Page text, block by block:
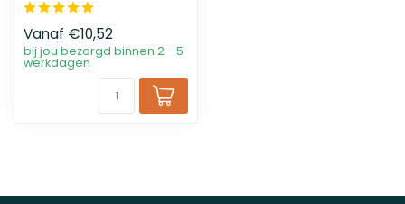
Vanaf €10,52
bij jou bezorgd binnen 2 - 5
werkdagen